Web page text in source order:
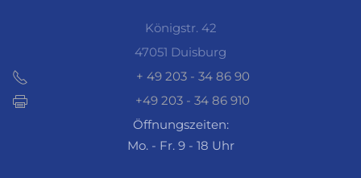
Königstr. 42
47051 Duisburg
+ 49 203 - 34 86 90
+49 203 - 34 86 910
Öffnungszeiten:
Mo. - Fr. 9 - 18 Uhr